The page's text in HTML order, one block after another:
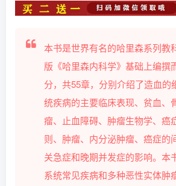
本书是世界有名的哈里森系列教
版《哈里森内科学》基础上编撰
分，共55章，分别介绍了造血的
统疾病的主要临床表现、贫血、
瘤、止血障碍、肿瘤生物学、癌
则、肿瘤、内分泌肿瘤、癌症的
关急症和晚期并发症的影响。本
系统常见疾病和多种恶性实体肿